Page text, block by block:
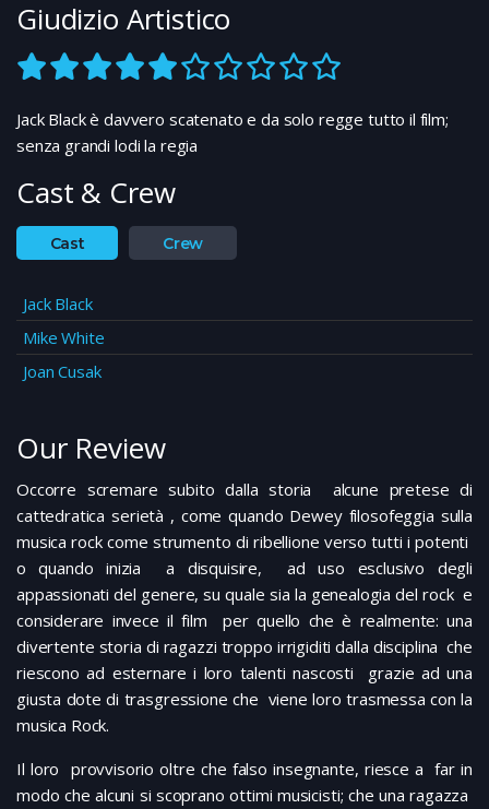
Giudizio Artistico
Jack Black è davvero scatenato e da solo regge tutto il film;
senza grandi lodi la regia
Cast & Crew
Cast Crew
Jack Black
Mike White
Joan Cusak
Our Review
Occorre scremare subito dalla storia alcune pretese di
cattedratica serietà , come quando Dewey filosofeggia sulla
musica rock come strumento di ribellione verso tutti i potenti
o quando inizia a disquisire, ad uso esclusivo degli
appassionati del genere, su quale sia la genealogia del rock e
considerare invece il film per quello che è realmente: una
divertente storia di ragazzi troppo irrigiditi dalla disciplina che
riescono ad esternare i loro talenti nascosti grazie ad una
giusta dote di trasgressione che viene loro trasmessa con la
musica Rock.
Il loro provvisorio oltre che falso insegnante, riesce a far in
modo che alcuni si scoprano ottimi musicisti; che una ragazza